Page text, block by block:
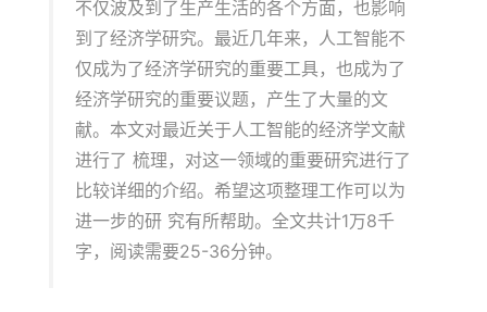
不仅波及到了生产生活的各个方面，也影响
到了经济学研究。最近几年来，人工智能不
仅成为了经济学研究的重要工具，也成为了
经济学研究的重要议题，产生了大量的文
献。本文对最近关于人工智能的经济学文献
进行了 梳理，对这一领域的重要研究进行了
比较详细的介绍。希望这项整理工作可以为
进一步的研 究有所帮助。全文共计1万8千
字，阅读需要25-36分钟。